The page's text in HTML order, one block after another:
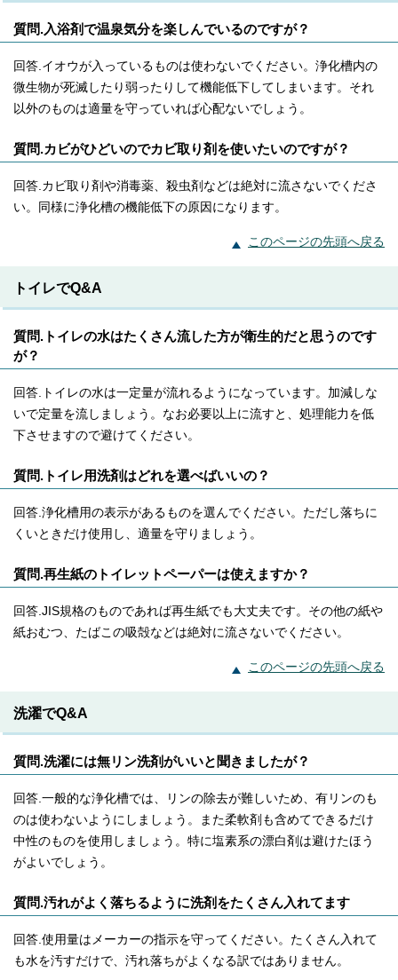
質問.入浴剤で温泉気分を楽しんでいるのですが？
回答.イオウが入っているものは使わないでください。浄化槽内の
微生物が死滅したり弱ったりして機能低下してしまいます。それ
以外のものは適量を守っていれば心配ないでしょう。
質問.カビがひどいのでカビ取り剤を使いたいのですが？
回答.カビ取り剤や消毒薬、殺虫剤などは絶対に流さないでくださ
い。同様に浄化槽の機能低下の原因になります。
このページの先頭へ戻る
トイレでQ&A
質問.トイレの水はたくさん流した方が衛生的だと思うのです
が？
回答.トイレの水は一定量が流れるようになっています。加減しな
いで定量を流しましょう。なお必要以上に流すと、処理能力を低
下させますので避けてください。
質問.トイレ用洗剤はどれを選べばいいの？
回答.浄化槽用の表示があるものを選んでください。ただし落ちに
くいときだけ使用し、適量を守りましょう。
質問.再生紙のトイレットペーパーは使えますか？
回答.JIS規格のものであれば再生紙でも大丈夫です。その他の紙や
紙おむつ、たばこの吸殻などは絶対に流さないでください。
このページの先頭へ戻る
洗濯でQ&A
質問.洗濯には無リン洗剤がいいと聞きましたが？
回答.一般的な浄化槽では、リンの除去が難しいため、有リンのも
のは使わないようにしましょう。また柔軟剤も含めてできるだけ
中性のものを使用しましょう。特に塩素系の漂白剤は避けたほう
がよいでしょう。
質問.汚れがよく落ちるように洗剤をたくさん入れてます
回答.使用量はメーカーの指示を守ってください。たくさん入れて
も水を汚すだけで、汚れ落ちがよくなる訳ではありません。